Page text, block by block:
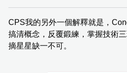
CPS我的另外一個解釋就是，
搞清概念，反覆鍛練，掌握技術
摘星星缺一不可。